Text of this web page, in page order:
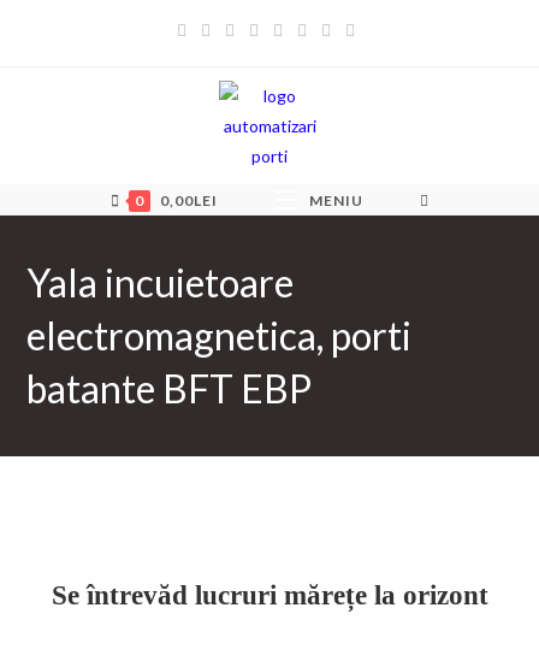
0 0,00LEI MENIU
Yala incuietoare
electromagnetica, porti
batante BFT EBP
Se întrevăd lucruri mărețe la orizont